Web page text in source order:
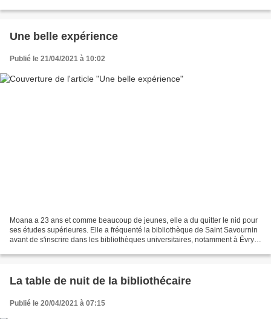
Une belle expérience
Publié le 21/04/2021 à 10:02
Moana a 23 ans et comme beaucoup de jeunes, elle a du quitter le nid pour
ses études supérieures. Elle a fréquenté la bibliothèque de Saint Savournin
avant de s'inscrire dans les bibliothèques universitaires, notamment à Évry
La table de nuit de la bibliothécaire
Publié le 20/04/2021 à 07:15